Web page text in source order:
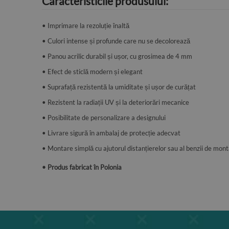
• Imprimare la rezoluție înaltă
• Culori intense și profunde care nu se decolorează
• Panou acrilic durabil și ușor, cu grosimea de 4 mm
• Efect de sticlă modern și elegant
• Suprafață rezistentă la umiditate și ușor de curățat
• Rezistent la radiații UV și la deteriorări mecanice
• Posibilitate de personalizare a designului
• Livrare sigură în ambalaj de protecție adecvat
• Montare simplă cu ajutorul distanțierelor sau al benzii de
• Produs fabricat în Polonia